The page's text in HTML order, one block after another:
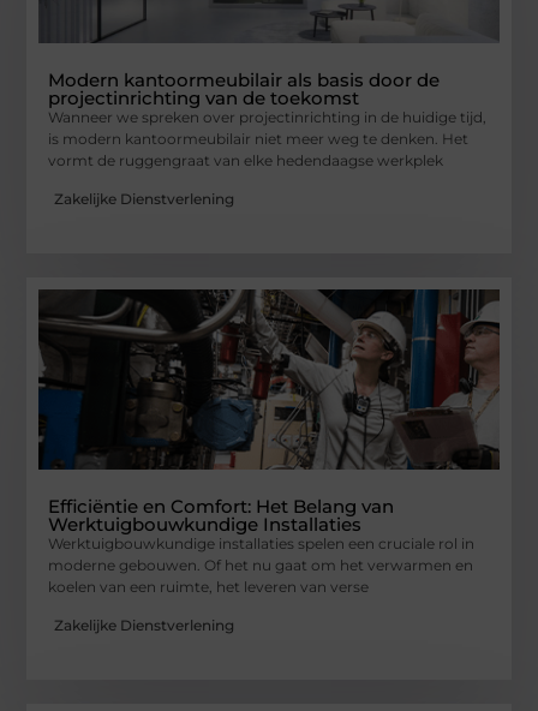
Modern kantoormeubilair als basis door de
projectinrichting van de toekomst
Wanneer we spreken over projectinrichting in de huidige tijd,
is modern kantoormeubilair niet meer weg te denken. Het
vormt de ruggengraat van elke hedendaagse werkplek
Zakelijke Dienstverlening
Efficiëntie en Comfort: Het Belang van
Werktuigbouwkundige Installaties
Werktuigbouwkundige installaties spelen een cruciale rol in
moderne gebouwen. Of het nu gaat om het verwarmen en
koelen van een ruimte, het leveren van verse
Zakelijke Dienstverlening